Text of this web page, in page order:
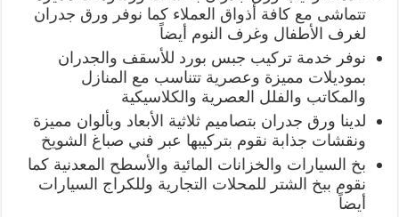
تتماشى مع كافة أذواق العملاء كما نوفر ورق جدران
لغرف الأطفال وغرف النوم أيضاً
نوفر خدمة تركيب جبس بورد للأسقف والجدران
بموديلات مميزة وعصرية تتناسب مع المنازل
والمكاتب والفلل العصرية والكلاسيكية
لدينا ورق جدران بتصاميم ثلاثية الأبعاد وبألوان مميزة
ونقشات جذابة نقوم بتركيبها عبر فني صباغ الشويخ
بخ السيارات والخزانات المائية والأسطح المعدنية كما
نقوم ببخ الشتر للمحلات التجارية وللكراج السيارات
أيضاً